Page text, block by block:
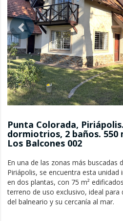
previous
Punta Colorada,
dormiotrios, 2 baños. 550
Los Balcones 002
En una de las zonas más buscadas
Piriápolis, se encuentra esta unidad
en dos plantas, con 75 m²
terreno de uso exclusivo, ideal para
del balneario y su cercanía al mar.